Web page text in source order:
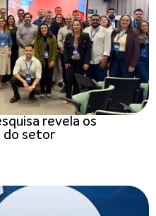
revela os
do setor